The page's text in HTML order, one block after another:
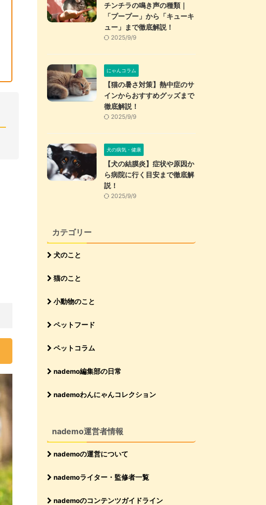
チンチラの鳴き声の種類｜
「プープー」から「キューキ
ュー」まで徹底解説！
2025/9/9
にゃんコラム
【猫の暑さ対策】熱中症のサ
インからおすすめグッズまで
徹底解説！
2025/9/9
犬の病気・健康
【犬の結膜炎】症状や原因か
ら病院に行く目安まで徹底解
説！
2025/9/9
カテゴリー
犬のこと
猫のこと
小動物のこと
ペットフード
ペットコラム
nademo編集部の日常
nademoわんにゃんコレクション
nademo運営者情報
nademoの運営について
nademoライター・監修者一覧
nademoのコンテンツガイドライン